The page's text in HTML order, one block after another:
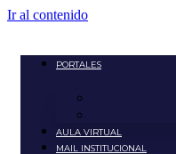
Ir al contenido
PORTALES
AULA VIRTUAL
MAIL INSTITUCIONAL